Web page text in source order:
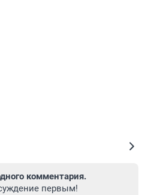
комментария.
первым!